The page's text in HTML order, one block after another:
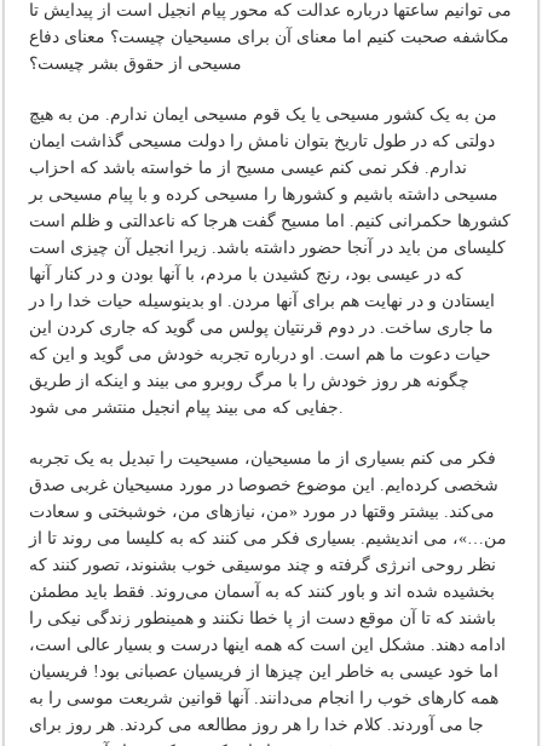
می توانیم ساعتها درباره عدالت که محور پیام انجیل است از پیدایش تا
مکاشفه صحبت کنیم اما معنای آن برای مسیحیان چیست؟ معنای دفاع
مسیحی از حقوق بشر چیست؟
من به یک کشور مسیحی یا یک قوم مسیحی ایمان ندارم. من به هیچ
دولتی که در طول تاریخ بتوان نامش را دولت مسیحی گذاشت ایمان
ندارم. فکر نمی کنم عیسی مسیح از ما خواسته باشد که احزاب
مسیحی داشته باشیم و کشورها را مسیحی کرده و با پیام مسیحی بر
کشورها حکمرانی کنیم. اما مسیح گفت هرجا که ناعدالتی و ظلم است
کلیسای من باید در آنجا حضور داشته باشد. زیرا انجیل آن چیزی است
که در عیسی بود، رنج کشیدن با مردم، با آنها بودن و در کنار آنها
ایستادن و در نهایت هم برای آنها مردن. او بدینوسیله حیات خدا را در
ما جاری ساخت. در دوم قرنتیان پولس می گوید که جاری کردن این
حیات دعوت ما هم است. او درباره تجربه خودش می گوید و این که
چگونه هر روز خودش را با مرگ روبرو می بیند و اینکه از طریق
جفایی که می بیند پیام انجیل منتشر می شود.
فکر می کنم بسیاری از ما مسیحیان، مسیحیت را تبدیل به یک تجربه
شخصی کرده‌ایم. این موضوع خصوصا در مورد مسیحیان غربی صدق
می‌کند. بیشتر وقتها در مورد «من، نیازهای من، خوشبختی و سعادت
من…»، می اندیشیم. بسیاری فکر می کنند که به کلیسا می روند تا از
نظر روحی انرژی گرفته و چند موسیقی خوب بشنوند، تصور کنند که
بخشیده شده اند و باور کنند که به آسمان می‌روند. فقط باید مطمئن
باشند که تا آن موقع دست از پا خطا نکنند و همینطور زندگی نیکی را
ادامه دهند. مشکل این است که همه اینها درست و بسیار عالی است،
اما خود عیسی به خاطر این چیزها از فریسیان عصبانی بود! فریسیان
همه کارهای خوب را انجام می‌دانند. آنها قوانین شریعت موسی را به
جا می آوردند. کلام خدا را هر روز مطالعه می کردند. هر روز برای